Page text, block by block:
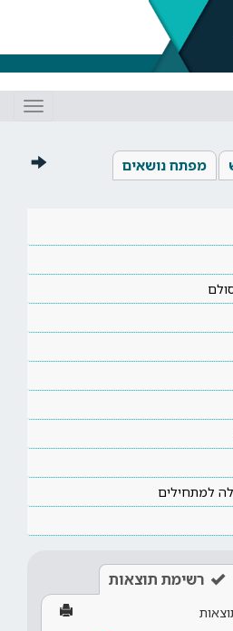
מפתח נושאים
למתחילים
רשימת תוצאות